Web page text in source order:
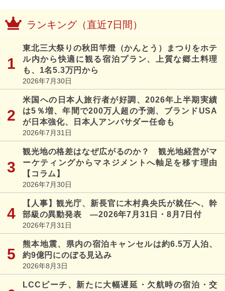
ランキング（直近7日間）
東北三大祭りの秋田竿燈（かんとう）まつりをホテ
ル内から快適に観る宿泊プラン、上質な郷土料理
も、1名5.3万円から
2026年7月30日
米国への日本人旅行者が好調、2026年上半期実績
は5％増、年間で200万人超の予測、ブランドUSA
が日本強化、日本人アンバサダー任命も
2026年7月31日
観光地の格差はなぜ広がるのか？ 観光地経営がマ
ーケティングからマネジメントへ軸足を移す理由
【コラム】
2026年7月30日
【人事】観光庁、新長官に木村典央氏が就任へ、幹
部級の異動発表 ―2026年7月31日・8月7日付
2026年7月31日
熊本地震、県内の宿泊キャンセルは約6.5万人泊、
約9億円にのぼる見込み
2026年8月3日
LCCピーチ、新たに大幅遅延・欠航時の宿泊・交